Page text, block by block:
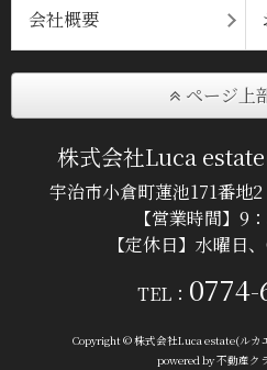
会社概要
ページ上
株式会社Luca
宇治市小倉町蓮池171番地
【営業時間】9
【定休日】水曜日
TEL： 0774-
Copyright © 株式会社Luca estate(ルカ
powered by 不動産ク